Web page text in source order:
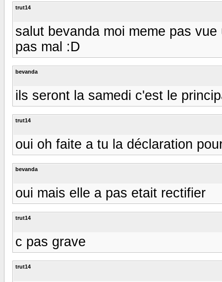
trut14
salut bevanda moi meme pas
pas mal :D
bevanda
ils seront la samedi c'est le
trut14
oui oh faite a tu la déclaration
bevanda
oui mais elle a pas etait rectifier
trut14
c pas grave
trut14